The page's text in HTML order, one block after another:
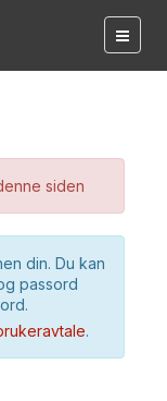
siden
din. Du kan
passord
.